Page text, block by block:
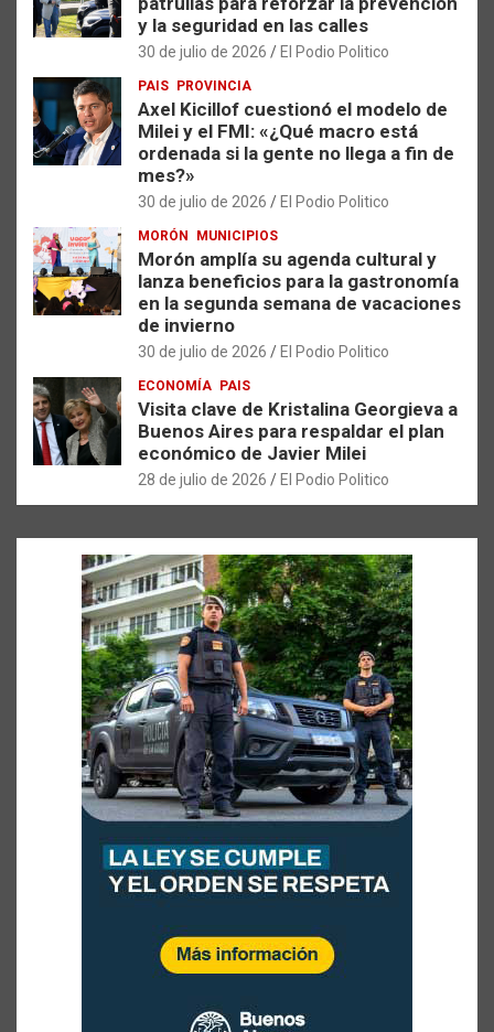
y la seguridad en las calles
30 de julio de 2026 El Podio Politico
PAIS PROVINCIA
Axel Kicillof cuestionó el modelo de
Milei y el FMI: «¿Qué macro está
ordenada si la gente no llega a fin de
mes?»
30 de julio de 2026 El Podio Politico
MORÓN MUNICIPIOS
Morón amplía su agenda cultural y
lanza beneficios para la gastronomía
en la segunda semana de vacaciones
de invierno
30 de julio de 2026 El Podio Politico
ECONOMÍA PAIS
Visita clave de Kristalina Georgieva a
Buenos Aires para respaldar el plan
económico de Javier Milei
28 de julio de 2026 El Podio Politico